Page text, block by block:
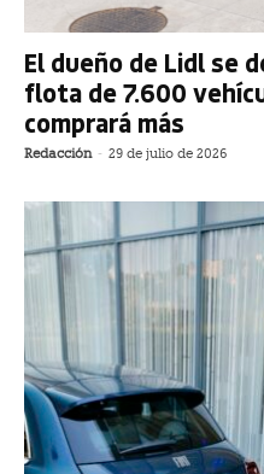
El dueño de Lidl se
flota de 7.600
comprará más
Redacción - 29 de julio de 2026